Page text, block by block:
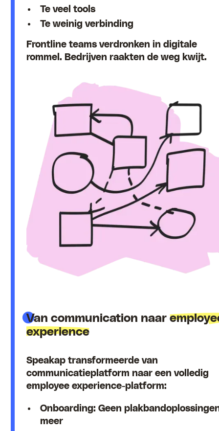
Te veel tools
Te weinig verbinding
Frontline teams verdronken in digitale
rommel. Bedrijven raakten de weg kwijt.
Van communication naar
experience
Speakap transformeerde van
communicatieplatform naar een volledig
employee experience-platform:
Onboarding: Geen
meer